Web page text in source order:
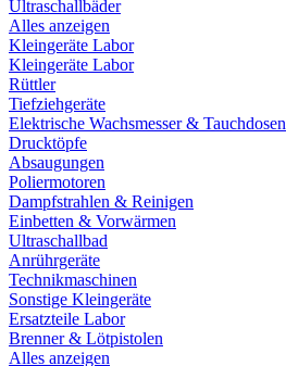
Ultraschallbäder
Alles anzeigen
Kleingeräte Labor
Kleingeräte Labor
Rüttler
Tiefziehgeräte
Elektrische Wachsmesser & Tauchdosen
Drucktöpfe
Absaugungen
Poliermotoren
Dampfstrahlen & Reinigen
Einbetten & Vorwärmen
Ultraschallbad
Anrührgeräte
Technikmaschinen
Sonstige Kleingeräte
Ersatzteile Labor
Brenner & Lötpistolen
Alles anzeigen